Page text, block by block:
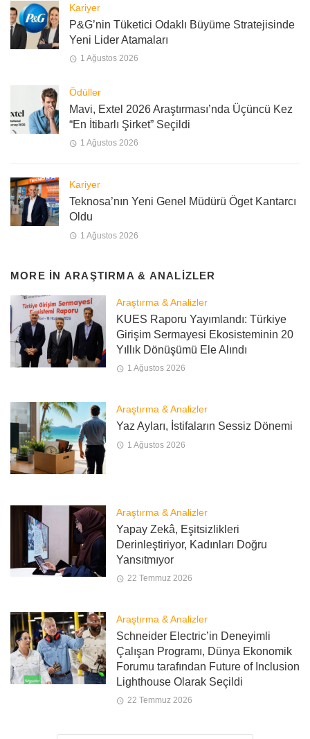
Kariyer
P&G’nin Tüketici Odaklı Büyüme Stratejisinde
Yeni Lider Atamaları
1 Ağustos 2026
Ödüller
Mavi, Extel 2026 Araştırması’nda Üçüncü Kez
“En İtibarlı Şirket” Seçildi
1 Ağustos 2026
Kariyer
Teknosa’nın Yeni Genel Müdürü Öget Kantarcı
Oldu
1 Ağustos 2026
MORE IN ARAŞTIRMA & ANALIZLER
Araştırma & Analizler
KUES Raporu Yayımlandı: Türkiye
Girişim Sermayesi Ekosisteminin 20
Yıllık Dönüşümü Ele Alındı
1 Ağustos 2026
Araştırma & Analizler
Yaz Ayları, İstifaların Sessiz Dönemi
1 Ağustos 2026
Araştırma & Analizler
Yapay Zekâ, Eşitsizlikleri
Derinleştiriyor, Kadınları Doğru
Yansıtmıyor
22 Temmuz 2026
Araştırma & Analizler
Schneider Electric’in Deneyimli
Çalışan Programı, Dünya Ekonomik
Forumu tarafından Future of Inclusion
Lighthouse Olarak Seçildi
22 Temmuz 2026